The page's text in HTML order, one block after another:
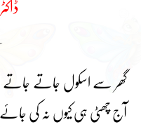
گھر سے اسکول جاتے جاتے
آج چھٹی ہی کیوں نہ کی